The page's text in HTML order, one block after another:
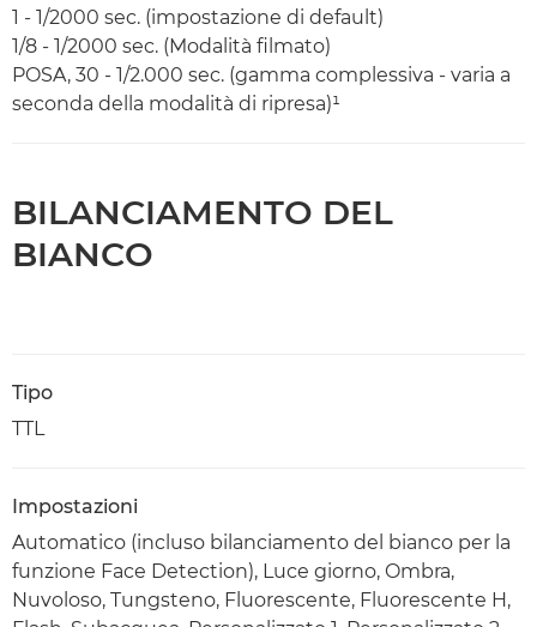
1 - 1/2000 sec. (impostazione di default)
1/8 - 1/2000 sec. (Modalità filmato)
POSA, 30 - 1/2.000 sec. (gamma complessiva - varia a
seconda della modalità di ripresa)¹
BILANCIAMENTO DEL
BIANCO
Tipo
TTL
Impostazioni
Automatico (incluso bilanciamento del bianco per la
funzione Face Detection), Luce giorno, Ombra,
Nuvoloso, Tungsteno, Fluorescente, Fluorescente H,